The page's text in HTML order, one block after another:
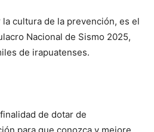
cultura de la prevención, es el
Nacional de Sismo 2025,
de irapuatenses.
de dotar de